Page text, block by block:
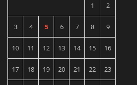
1 2
3 4 5 6 7 8 9
10 11 12 13 14 15 16
17 18 19 20 21 22 23